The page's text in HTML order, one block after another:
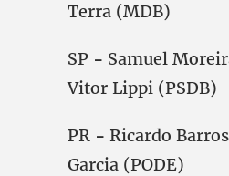
Terra (MDB)
SP - Samuel
Vitor Lippi (PSDB)
PR - Ricardo
Garcia (PODE)